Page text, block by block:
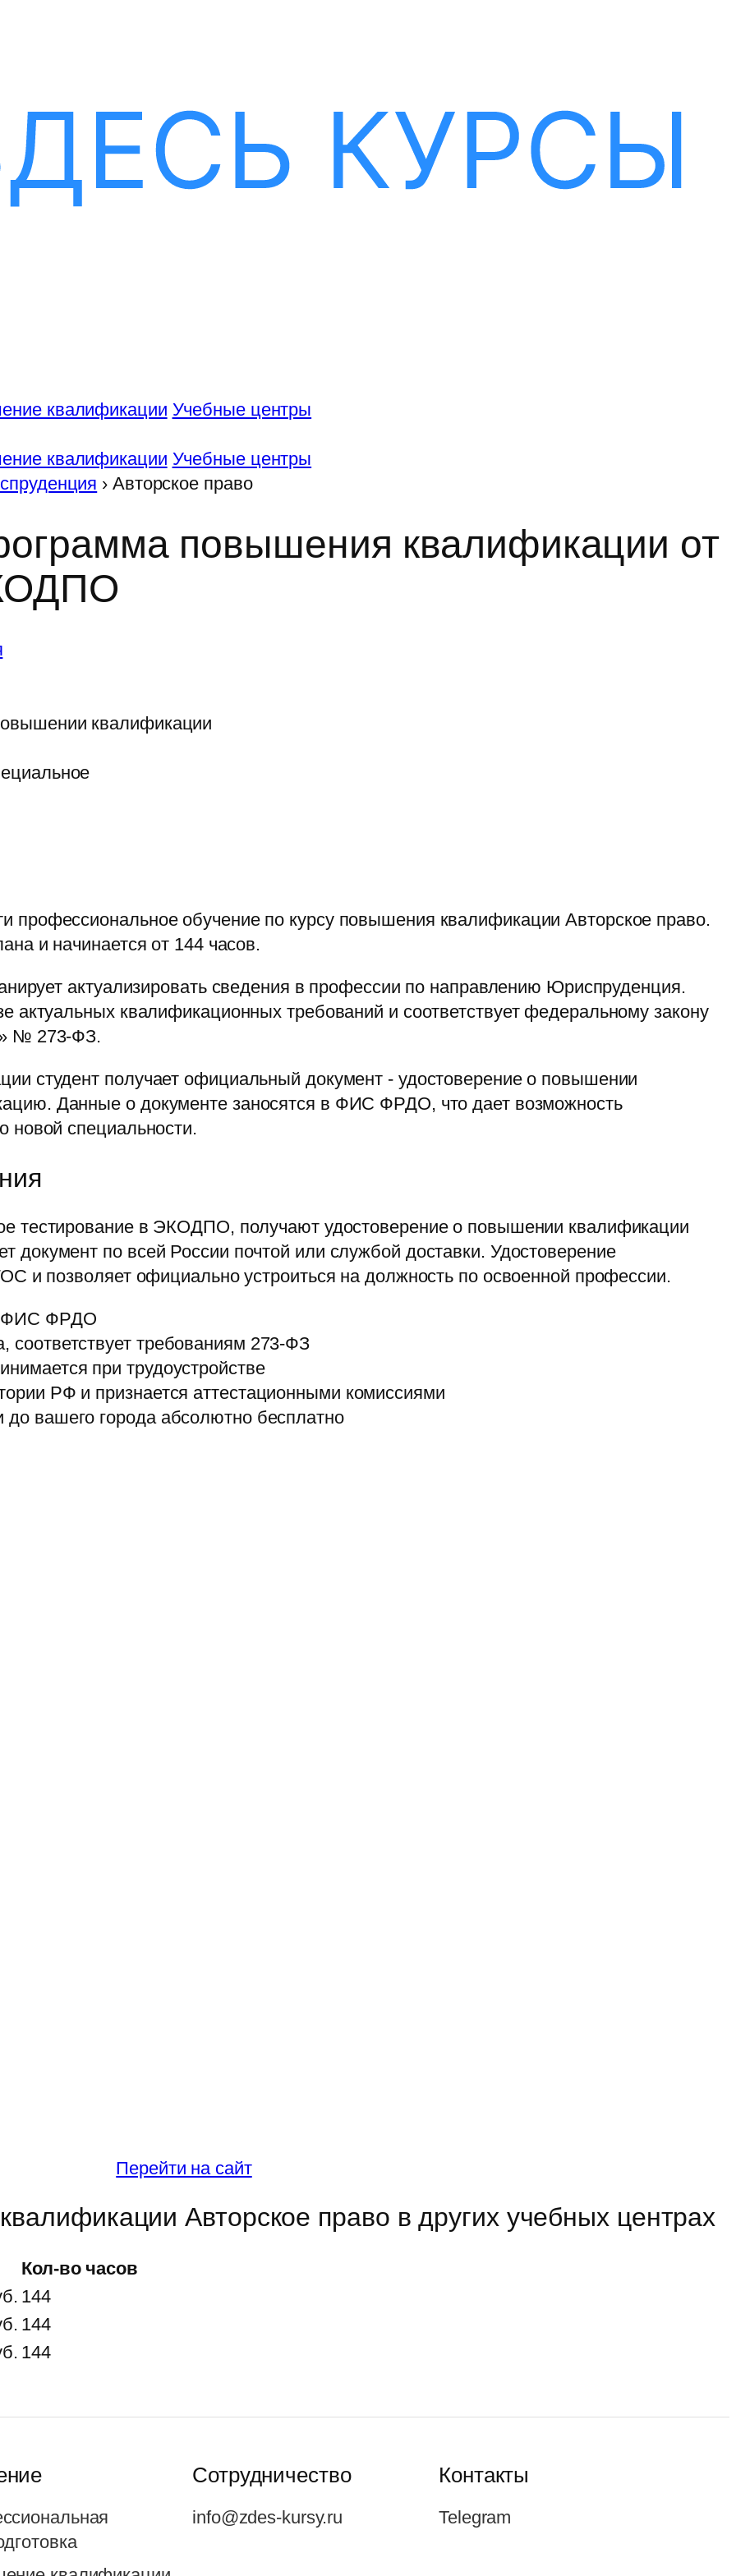
квалификации Учебные центры
квалификации Учебные центры
› Авторское право
повышения квалификации от
квалификации
обучение по курсу повышения квалификации Авторское право.
и начинается от 144 часов.
актуализировать сведения в профессии по направлению Юриспруденция.
актуальных квалификационных требований и соответствует федеральному закону
№ 273-ФЗ.
студент получает официальный документ - удостоверение о повышении
Данные о документе заносятся в ФИС ФРДО, что дает возможность
новой специальности.
тестирование в ЭКОДПО, получают удостоверение о повышении квалификации
по всей России почтой или службой доставки. Удостоверение
и позволяет официально устроиться на должность по освоенной профессии.
ФИС ФРДО
соответствует требованиям 273-ФЗ
при трудоустройстве
РФ и признается аттестационными комиссиями
до вашего города абсолютно бесплатно
Перейти на сайт
Авторское право в других учебных центрах
Кол-во часов
144
144
144
Сотрудничество
info@zdes-kursy.ru
Контакты
Telegram